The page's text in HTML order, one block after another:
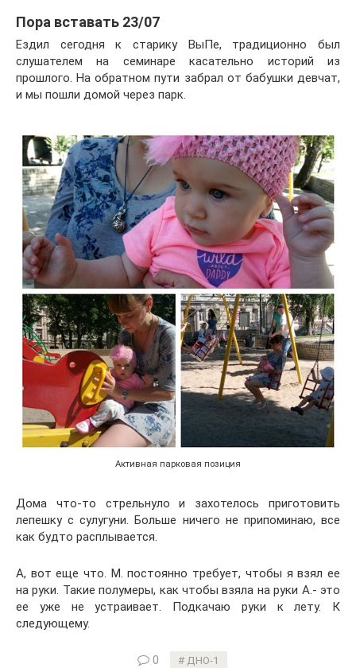
Пора вставать 23/07
Ездил сегодня к старику ВыПе, традиционно был
слушателем на семинаре касательно историй из
прошлого. На обратном пути забрал от бабушки девчат,
и мы пошли домой через парк.
Активная парковая позиция
Дома что-то стрельнуло и захотелось приготовить
лепешку с сулугуни. Больше ничего не припоминаю, все
как будто расплывается.
А, вот еще что. М. постоянно требует, чтобы я взял ее
на руки. Такие полумеры, как чтобы взяла на руки А.- это
ее уже не устраивает. Подкачаю руки к лету. К
следующему.
0 ДНО-1